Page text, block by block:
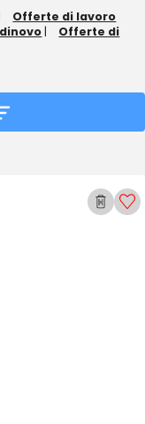
Offerte di lavoro
|
Offerte di